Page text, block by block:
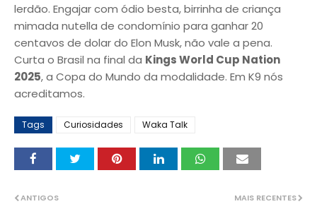
lerdão. Engajar com ódio besta, birrinha de criança
mimada nutella de condomínio para ganhar 20
centavos de dolar do Elon Musk, não vale a pena.
Curta o Brasil na final da Kings World Cup Nation
2025, a Copa do Mundo da modalidade. Em K9 nós
acreditamos.
Tags Curiosidades Waka Talk
MAIS RECENTES
ANTIGOS